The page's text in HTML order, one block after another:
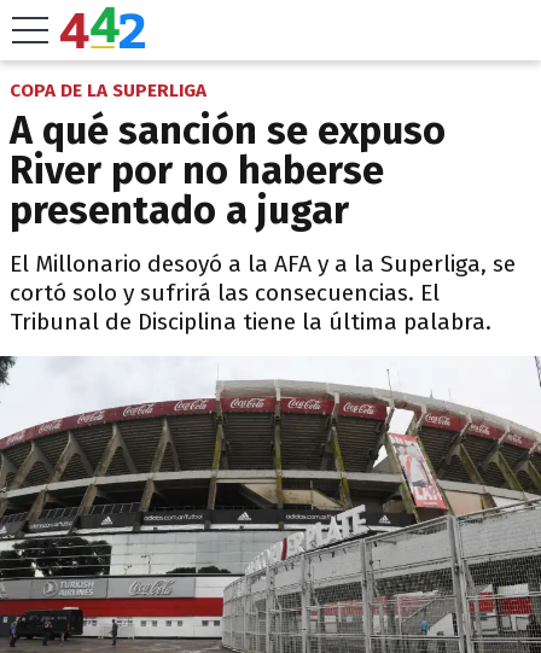
COPA DE LA SUPERLIGA
A qué sanción se expuso
River por no haberse
presentado a jugar
El Millonario desoyó a la AFA y a la Superliga, se
cortó solo y sufrirá las consecuencias. El
Tribunal de Disciplina tiene la última palabra.